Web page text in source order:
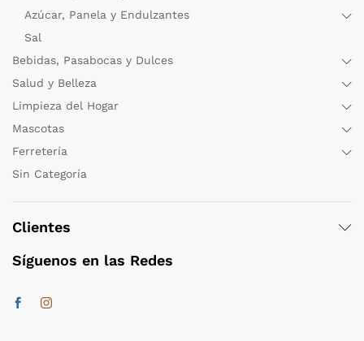
Azúcar, Panela y Endulzantes
Sal
Bebidas, Pasabocas y Dulces
Salud y Belleza
Limpieza del Hogar
Mascotas
Ferretería
Sin Categoría
Clientes
Síguenos en las Redes